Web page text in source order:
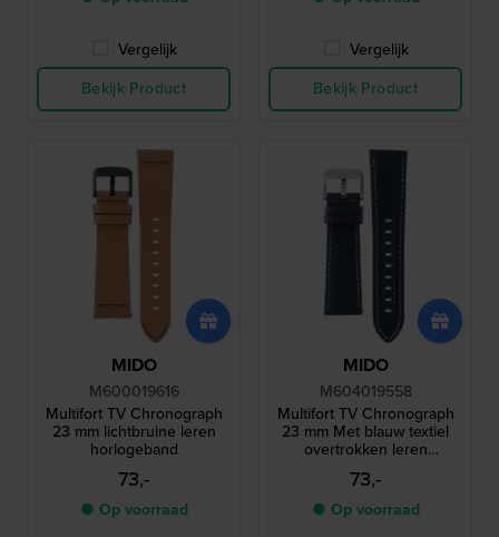
Vergelijk
Bekijk Product
Vergelijk
Bekijk Product
MIDO
M600019616
Multifort TV Chronograph
23 mm lichtbruine leren
horlogeband
73,-
● Op voorraad
MIDO
M604019558
Multifort TV Chronograph
23 mm Met blauw textiel
overtrokken leren
horlogeband
73,-
● Op voorraad